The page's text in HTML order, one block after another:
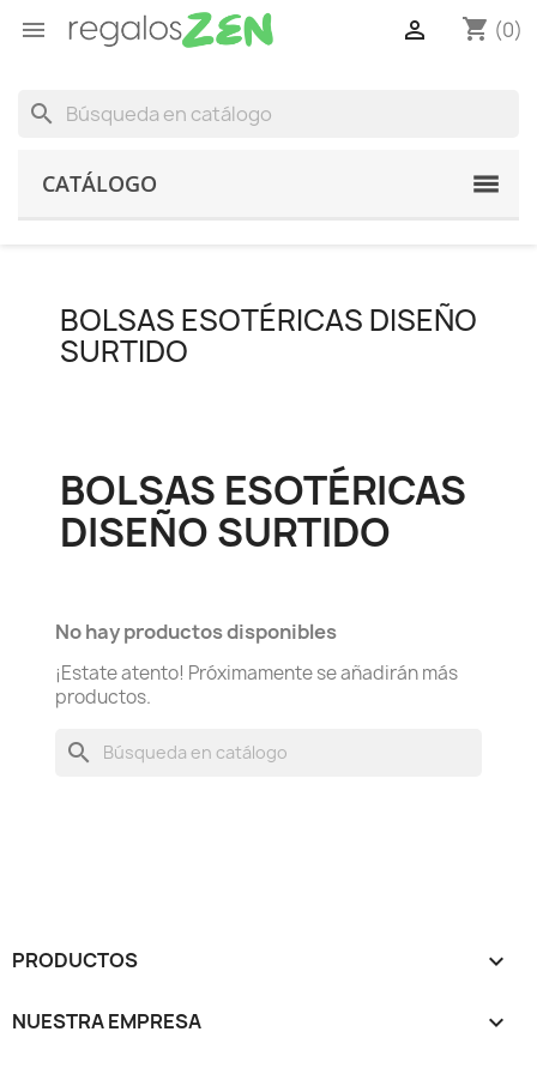
 shopping_cart (0)

search
CATÁLOGO
BOLSAS ESOTÉRICAS DISEÑO
SURTIDO
BOLSAS ESOTÉRICAS
DISEÑO SURTIDO
No hay productos disponibles
¡Estate atento! Próximamente se añadirán más
productos.
search
PRODUCTOS 
NUESTRA EMPRESA 